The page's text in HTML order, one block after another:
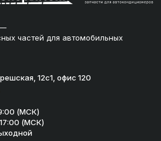
—
частей для автомобильных
12с1, офис 120
(МСК)
(МСК)